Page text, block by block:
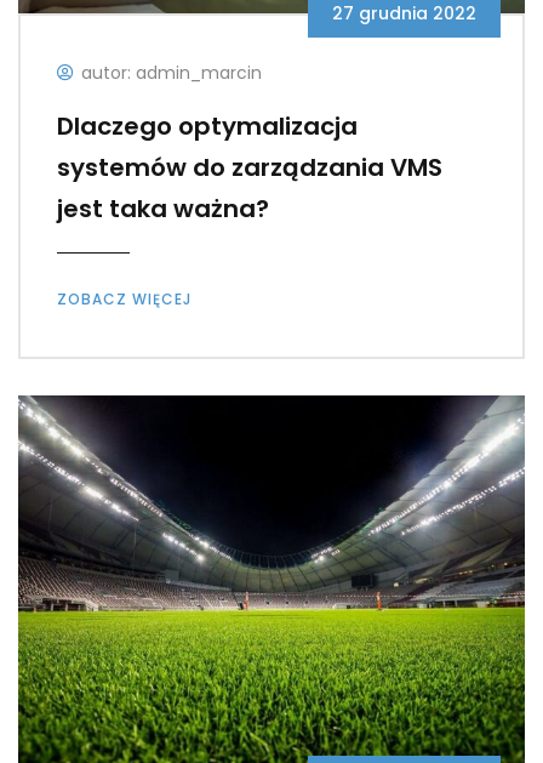
27 grudnia 2022
autor: admin_marcin
Dlaczego optymalizacja
systemów do zarządzania VMS
jest taka ważna?
ZOBACZ WIĘCEJ